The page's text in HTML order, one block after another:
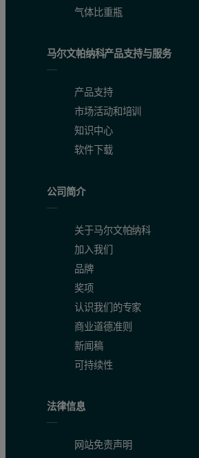
气体比重瓶
马尔文帕纳科产品支持与服务
产品支持
市场活动和培训
知识中心
软件下载
公司简介
关于马尔文帕纳科
加入我们
品牌
奖项
认识我们的专家
商业道德准则
新闻稿
可持续性
法律信息
网站免责声明